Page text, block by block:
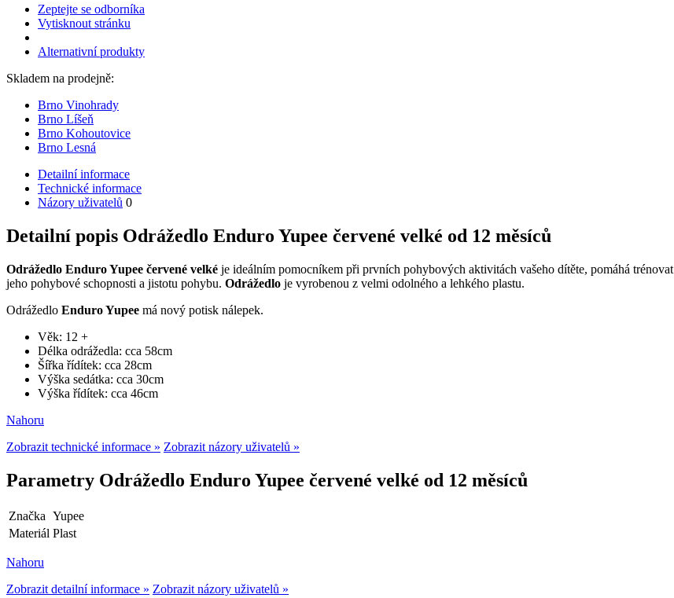
Zeptejte se odborníka
Vytisknout stránku
Alternativní produkty
Skladem na prodejně:
Brno Vinohrady
Brno Líšeň
Brno Kohoutovice
Brno Lesná
Detailní informace
Technické informace
Názory uživatelů 0
Detailní popis Odrážedlo Enduro Yupee červené velké od 12 měsíců
Odrážedlo Enduro Yupee červené velké je ideálním pomocníkem při prvních pohybových aktivitách vašeho dítěte, pomáhá trénovat
jeho pohybové schopnosti a jistotu pohybu. Odrážedlo je vyrobenou z velmi odolného a lehkého plastu.
Odrážedlo Enduro Yupee má nový potisk nálepek.
Věk: 12 +
Délka odrážedla: cca 58cm
Šířka řídítek: cca 28cm
Výška sedátka: cca 30cm
Výška řídítek: cca 46cm
Nahoru
Zobrazit technické informace » Zobrazit názory uživatelů »
Parametry Odrážedlo Enduro Yupee červené velké od 12 měsíců
Značka Yupee
Materiál Plast
Nahoru
Zobrazit detailní informace » Zobrazit názory uživatelů »